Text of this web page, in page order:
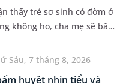
thấy trẻ sơ sinh có đờm ở
không ho, cha mẹ sẽ băn
hấp hay không. Những
dưới đây sẽ giúp ch...
Sáu, 7 tháng 8, 2026
huyệt nhịn tiểu và